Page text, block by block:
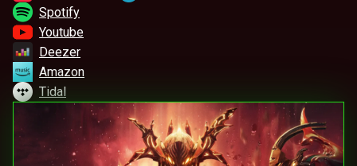
Spotify
Youtube
Deezer
Amazon
Tidal